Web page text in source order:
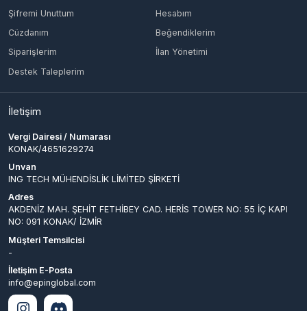
Vergi Dairesi / Numarası
Unvan
Adres
AKDENİZ MAH. ŞEHİT FETHİBEY CAD. HERİS TOWER NO: 55 İÇ KAPI
NO: 091 KONAK/ İZMİR
Müşteri Temsilcisi
İletişim E-Posta
Ödeme Yöntemleri